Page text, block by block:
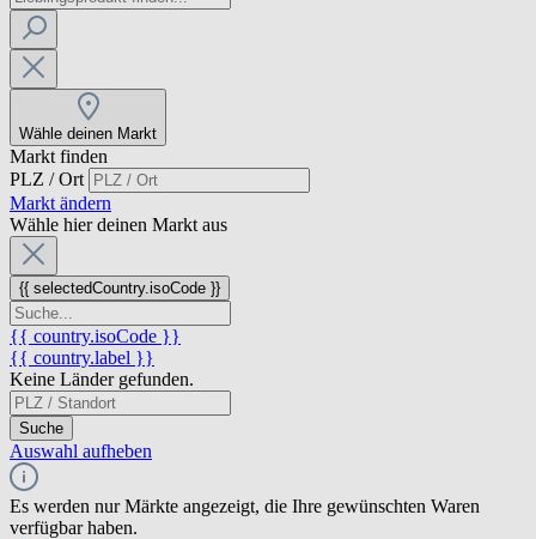
Wähle deinen Markt
Markt finden
PLZ / Ort
Markt ändern
Wähle hier deinen Markt aus
{{ selectedCountry.isoCode }}
{{ country.isoCode }}
{{ country.label }}
Keine Länder gefunden.
Suche
Auswahl aufheben
Es werden nur Märkte angezeigt, die Ihre gewünschten Waren
verfügbar haben.